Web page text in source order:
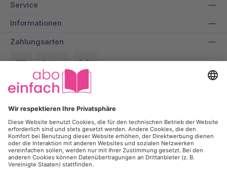
Service
Informationen
Zahlungsarten
SEPA Rechnung PayPal
Über uns
Wir bei aboeinfach geben alles dafür, dir ein entspanntes und
50% auf deine Lieblingszeitschrift zu sparen.
Kontakt Kündigung Newsletter Werbesperre Vertrag widerrufen